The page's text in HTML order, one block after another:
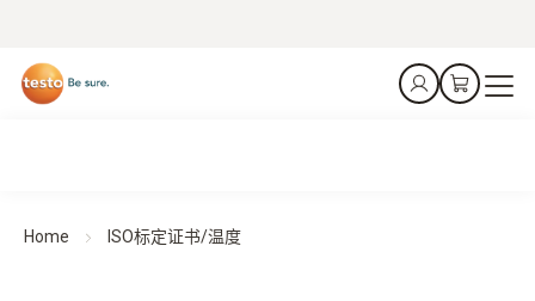
Home ISO标定证书/温度